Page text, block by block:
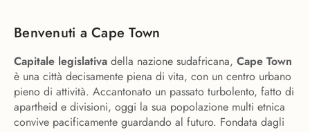
Benvenuti a Cape Town
Capitale legislativa della nazione sudafricana, Cape Town
è una città decisamente piena di vita, con un centro urbano
pieno di attività. Accantonato un passato turbolento, fatto di
apartheid e divisioni, oggi la sua popolazione multi etnica
convive pacificamente guardando al futuro. Fondata dagli